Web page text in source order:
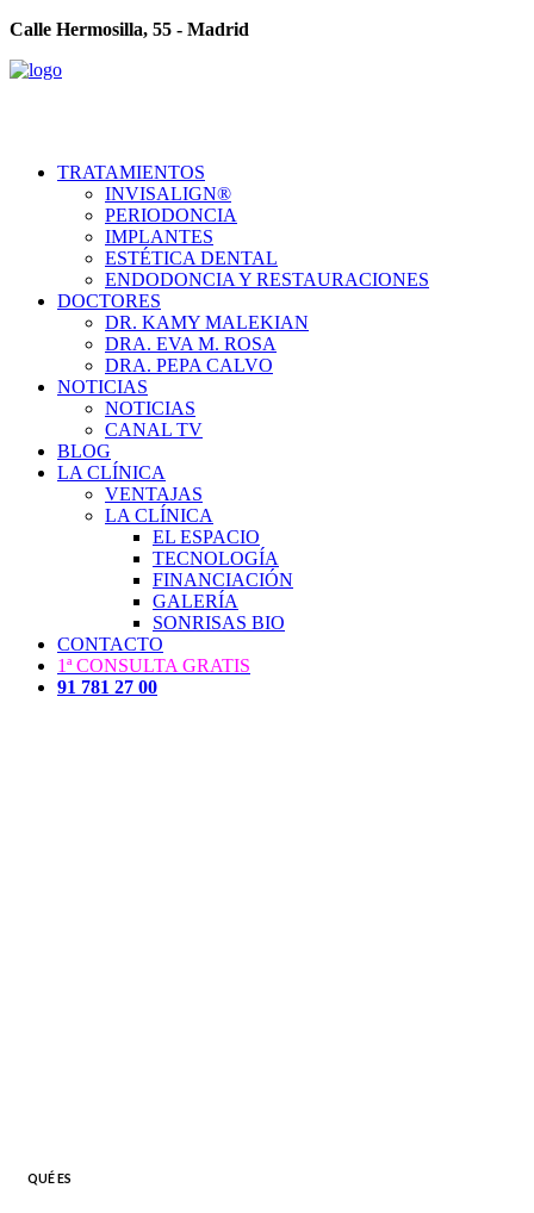
Calle Hermosilla, 55 - Madrid
TRATAMIENTOS
INVISALIGN®
PERIODONCIA
IMPLANTES
ESTÉTICA DENTAL
ENDODONCIA Y RESTAURACIONES
DOCTORES
DR. KAMY MALEKIAN
DRA. EVA M. ROSA
DRA. PEPA CALVO
NOTICIAS
NOTICIAS
CANAL TV
BLOG
LA CLÍNICA
VENTAJAS
LA CLÍNICA
EL ESPACIO
TECNOLOGÍA
FINANCIACIÓN
GALERÍA
SONRISAS BIO
CONTACTO
1ª CONSULTA GRATIS
91 781 27 00
QUÉ ES